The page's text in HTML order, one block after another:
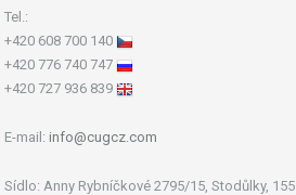
Tel.:
+420 608 700 140
+420 776 740 747
+420 727 936 839
E-mail: info@cugcz.com
Sídlo: Anny Rybníčkové 2795/15, Stodůlky, 155